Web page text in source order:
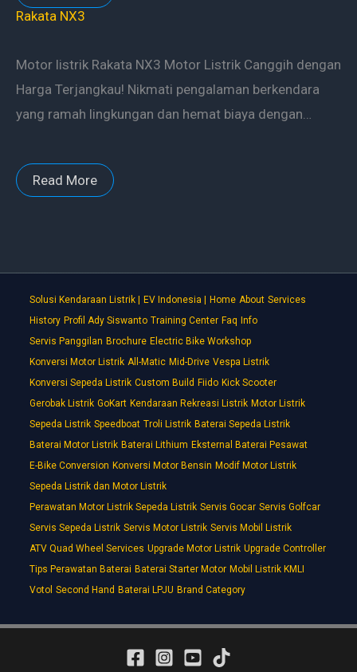
Rakata NX3
Motor listrik Rakata NX3 Motor Listrik Canggih dengan
Harga Terjangkau! Nikmati pengalaman berkendara
yang ramah lingkungan dan hemat biaya dengan…
Read More
Solusi Kendaraan Listrik | EV Indonesia | Home About Services
History Profil Ady Siswanto Training Center Faq Info
Servis Panggilan Brochure Electric Bike Workshop
Konversi Motor Listrik All-Matic Mid-Drive Vespa Listrik
Konversi Sepeda Listrik Custom Build Fiido Kick Scooter
Gerobak Listrik GoKart Kendaraan Rekreasi Listrik Motor Listrik
Sepeda Listrik Speedboat Troli Listrik Baterai Sepeda Listrik
Baterai Motor Listrik Baterai Lithium Eksternal Baterai Pesawat
E-Bike Conversion Konversi Motor Bensin Modif Motor Listrik
Sepeda Listrik dan Motor Listrik
Perawatan Motor Listrik Sepeda Listrik Servis Gocar Servis Golfcar
Servis Sepeda Listrik Servis Motor Listrik Servis Mobil Listrik
ATV Quad Wheel Services Upgrade Motor Listrik Upgrade Controller
Tips Perawatan Baterai Baterai Starter Motor Mobil Listrik KMLI
Votol Second Hand Baterai LPJU Brand Category